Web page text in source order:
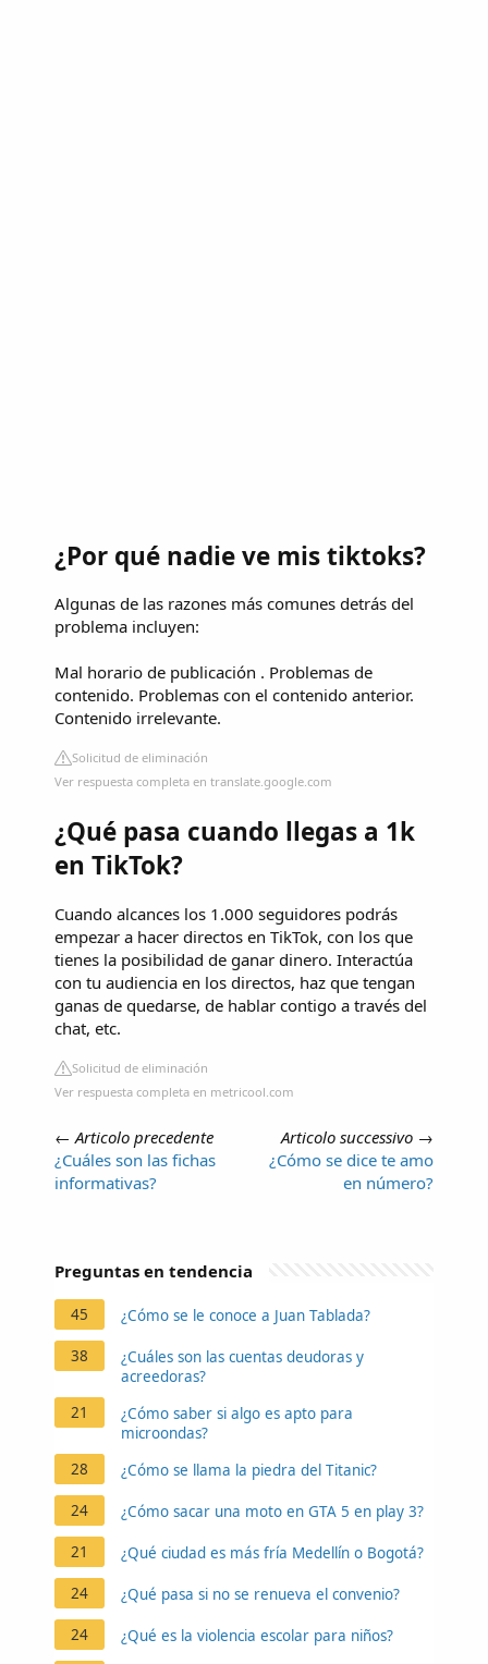
¿Por qué nadie ve mis tiktoks?
Algunas de las razones más comunes detrás del
problema incluyen:
Mal horario de publicación . Problemas de
contenido. Problemas con el contenido anterior.
Contenido irrelevante.
Solicitud de eliminación
Ver respuesta completa en translate.google.com
¿Qué pasa cuando llegas a 1k
en TikTok?
Cuando alcances los 1.000 seguidores podrás
empezar a hacer directos en TikTok, con los que
tienes la posibilidad de ganar dinero. Interactúa
con tu audiencia en los directos, haz que tengan
ganas de quedarse, de hablar contigo a través del
chat, etc.
Solicitud de eliminación
Ver respuesta completa en metricool.com
← Articolo precedente
¿Cuáles son las fichas
informativas?
Articolo successivo →
¿Cómo se dice te amo
en número?
Preguntas en tendencia
45 ¿Cómo se le conoce a Juan Tablada?
38
¿Cuáles son las cuentas deudoras y
acreedoras?
21
¿Cómo saber si algo es apto para
microondas?
28
¿Cómo se llama la piedra del Titanic?
24 ¿Cómo sacar una moto en GTA 5 en play 3?
21 ¿Qué ciudad es más fría Medellín o Bogotá?
24 ¿Qué pasa si no se renueva el convenio?
24 ¿Qué es la violencia escolar para niños?